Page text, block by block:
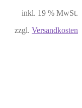
inkl. 19 % MwSt.
zzgl. Versandkosten